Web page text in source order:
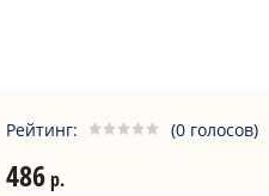
Рейтинг: (0 голосов)
486р.